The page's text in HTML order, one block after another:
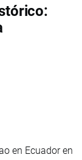
en Ecuador en